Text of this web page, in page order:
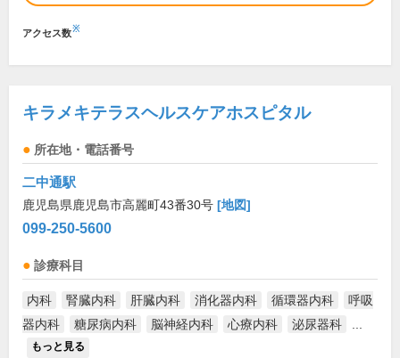
アクセス数※
キラメキテラスヘルスケアホスピタル
所在地・電話番号
二中通駅
鹿児島県鹿児島市高麗町43番30号 [地図]
099-250-5600
診療科目
内科 腎臓内科 肝臓内科 消化器内科 循環器内科
呼吸
器内科
糖尿病内科 脳神経内科 心療内科 泌尿器科
もっと見る